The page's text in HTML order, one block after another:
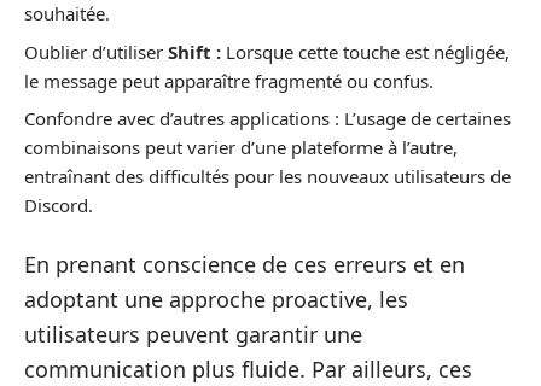
souhaitée.
Oublier d’utiliser Shift : Lorsque cette touche est négligée,
le message peut apparaître fragmenté ou confus.
Confondre avec d’autres applications : L’usage de certaines
combinaisons peut varier d’une plateforme à l’autre,
entraînant des difficultés pour les nouveaux utilisateurs de
Discord.
En prenant conscience de ces erreurs et en
adoptant une approche proactive, les
utilisateurs peuvent garantir une
communication plus fluide. Par ailleurs, ces